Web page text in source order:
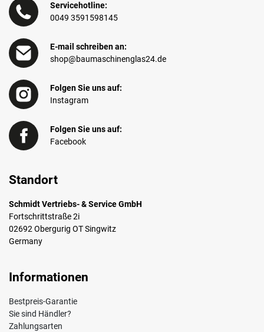
Servicehotline:
0049 3591598145
E-mail schreiben an:
shop@baumaschinenglas24.de
Folgen Sie uns auf:
Instagram
Folgen Sie uns auf:
Facebook
Standort
Schmidt Vertriebs- & Service GmbH
Fortschrittstraße 2i
02692 Obergurig OT Singwitz
Germany
Informationen
Bestpreis-Garantie
Sie sind Händler?
Zahlungsarten